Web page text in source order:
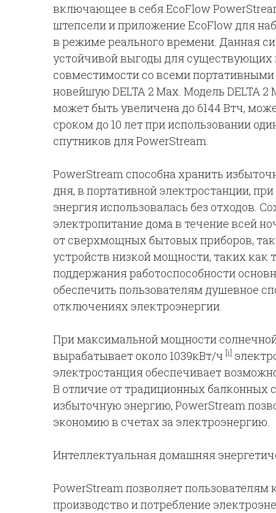
включающее в себя EcoFlow
штепсели и приложение EcoFlow для
в режиме реального времени. Данная
устойчивой выгоды для существующих
совместимости со всеми
новейшую DELTA 2 Max. Модель DELTA
может быть увеличена до 6144 Втч,
сроком до 10 лет при использовании
спутников для PowerStream.
PowerStream способна хранить
дня, в портативной электростанции,
энергия использовалась без отходов.
электропитание дома в течение всей
от сверхмощных бытовых приборов,
устройств низкой мощности, таких как
поддержания работоспособности
обеспечить пользователям душевное
отключениях электроэнергии.
При максимальной мощности
вырабатывает около 1039кВт/ч [i]
электростанция обеспечивает
В отличие от традиционных
избыточную энергию, PowerStream
экономию в счетах за электроэнергию.
Интеллектуальная домашняя
PowerStream позволяет пользователям
производство и потребление